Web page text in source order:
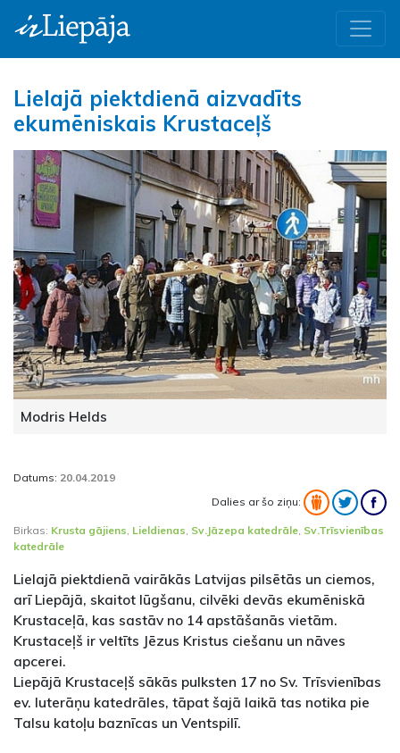
Lielajā piektdienā aizvadīts
ekumēniskais Krustaceļš
Modris Helds
Datums: 20.04.2019
Dalies ar šo ziņu:
Birkas: Krusta gājiens Lieldienas Sv.Jāzepa katedrāle Sv.Trīsvienības
katedrāle
Lielajā piektdienā vairākās Latvijas pilsētās un ciemos,
arī Liepājā, skaitot lūgšanu, cilvēki devās ekumēniskā
Krustaceļā, kas sastāv no 14 apstāšanās vietām.
Krustaceļš ir veltīts Jēzus Kristus ciešanu un nāves
apcerei.
Liepājā Krustaceļš sākās pulksten 17 no Sv. Trīsvienības
ev. luterāņu katedrāles, tāpat šajā laikā tas notika pie
Talsu katoļu baznīcas un Ventspilī.